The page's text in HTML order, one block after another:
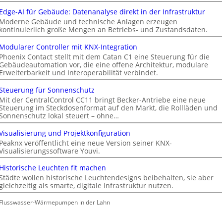
AI für Gebäude: Datenanalyse direkt in der Infrastruktur
Gebäude und technische Anlagen erzeugen
große Mengen an Betriebs- und Zustandsdaten.
Controller mit KNX-Integration
Contact stellt mit dem Catan C1 eine Steuerung für die
vor, die eine offene Architektur, modulare
und Interoperabilität verbindet.
für Sonnenschutz
der CentralControl CC11 bringt Becker-Antriebe eine neue
im Steckdosenformat auf den Markt, die Rollläden und
lokal steuert – ohne…
und Projektkonfiguration
veröffentlicht eine neue Version seiner KNX-
Youvi.
Leuchten fit machen
wollen historische Leuchtendesigns beibehalten, sie aber
als smarte, digitale Infrastruktur nutzen.
Wärmepumpen in der Lahn